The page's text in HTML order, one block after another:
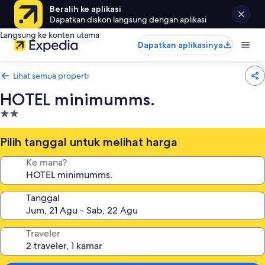
Beralih ke aplikasi
Dapatkan diskon langsung dengan aplikasi
Langsung ke konten utama
Dapatkan aplikasinya
Lihat semua properti
HOTEL minimumms.
Properti
bintang
2.0
Pilih tanggal untuk melihat harga
Ke mana?
Tanggal
Traveler